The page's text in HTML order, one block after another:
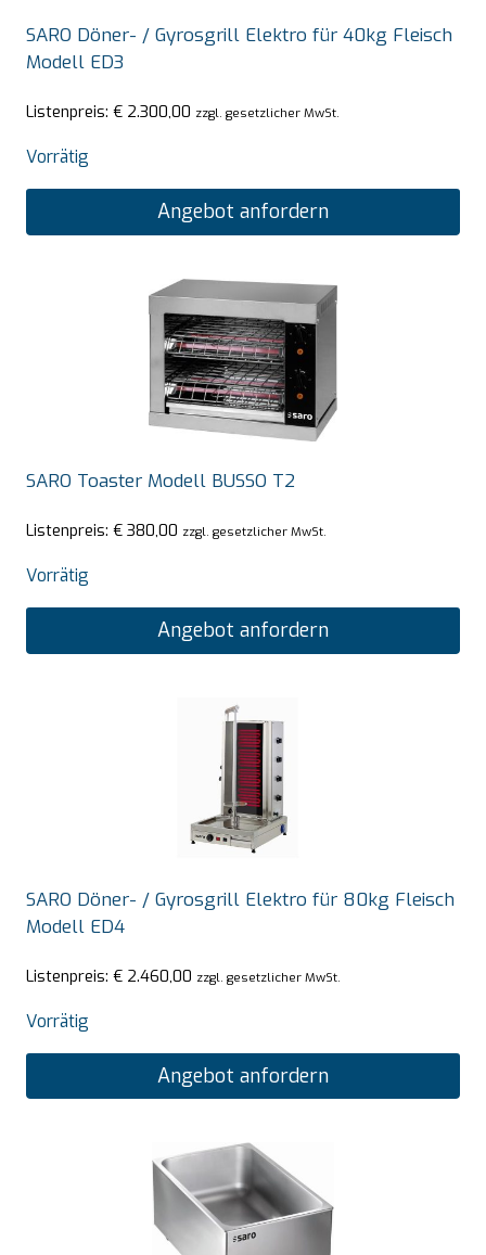
SARO Döner- / Gyrosgrill Elektro für 40kg Fleisch
Modell ED3
Listenpreis: € 2.300,00 zzgl. gesetzlicher MwSt.
Vorrätig
Angebot anfordern
SARO Toaster Modell BUSSO T2
Listenpreis: € 380,00 zzgl. gesetzlicher MwSt.
Vorrätig
Angebot anfordern
SARO Döner- / Gyrosgrill Elektro für 80kg Fleisch
Modell ED4
Listenpreis: € 2.460,00 zzgl. gesetzlicher MwSt.
Vorrätig
Angebot anfordern